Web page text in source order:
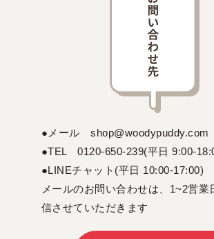
●メール shop@woodypuddy.com
●TEL 0120-650-239(平日 9:00-
●LINEチャット(平日 10:00-17:00)
メールのお問い合わせは、1~2営業
信させていただきます